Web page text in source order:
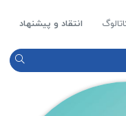
انتقاد و پیشنهاد